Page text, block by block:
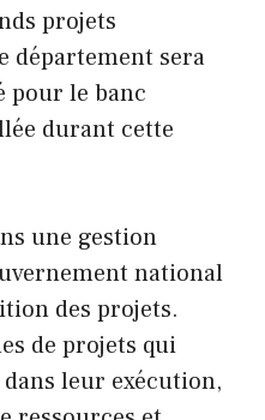
projets
département sera
pour le banc
durant cette
une gestion
national
des projets.
de projets qui
leur exécution,